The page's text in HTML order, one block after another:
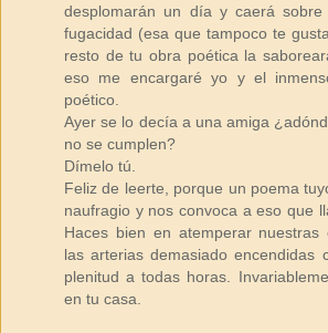
desplomarán un día y caerá
fugacidad (esa que tampoco te
resto de tu obra poética la
eso me encargaré yo y el
poético.
Ayer se lo decía a una amiga
no se cumplen?
Dímelo tú.
Feliz de leerte, porque un poema
naufragio y nos convoca a eso que
Haces bien en atemperar nuestras
las arterias demasiado encendidas
plenitud a todas horas.
en tu casa.